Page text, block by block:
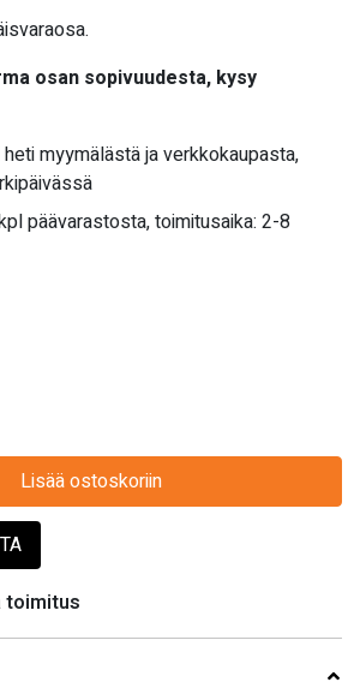
osan sopivuudesta, kysy
myymälästä ja verkkokaupasta,
päävarastosta, toimitusaika: 2-8
Lisää ostoskoriin
toimitus